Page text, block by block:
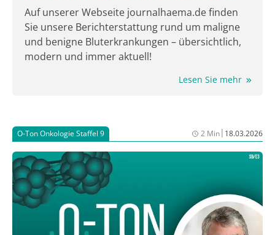
Auf unserer Webseite journalhaema.de finden
Sie unsere Berichterstattung rund um maligne
und benigne Bluterkrankungen – übersichtlich,
modern und immer aktuell!
Lesen Sie mehr
O-Ton Onkologie Staffel 9 2 Min| 18.03.2026